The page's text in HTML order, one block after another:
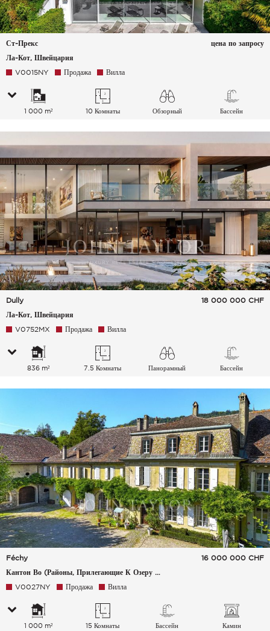
Ст-Прекс
Ла-Кот, Швейцария
цена по запросу
V0015NY Продажа Вилла
1 000 m² 10 Комнаты
Обзорный
Бассейн
Dully
Ла-Кот, Швейцария
18 000 000 CHF
V0752MX Продажа Вилла
836 m² 7.5 Комнаты
Панорамный
Бассейн
Féchy
Кантон Во (Районы, Прилегающие К Озеру Леман), Швейцария
16 000 000 CHF
V0027NY Продажа Вилла
1 000 m² 15 Комнаты Бассейн Камин